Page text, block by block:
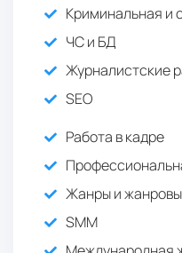
Криминальная и
ЧС и БД
Журналистские
SEO
Работа в кадре
Жанры и
SMM